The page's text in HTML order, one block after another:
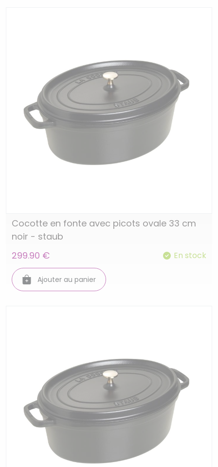
Cocotte en fonte avec picots ovale 33 cm
noir - staub
299.90 €
En stock
Ajouter au panier